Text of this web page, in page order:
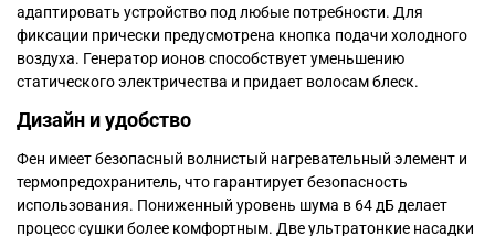
адаптировать устройство под любые потребности. Для
фиксации прически предусмотрена кнопка подачи холодного
воздуха. Генератор ионов способствует уменьшению
статического электричества и придает волосам блеск.
Дизайн и удобство
Фен имеет безопасный волнистый нагревательный элемент и
термопредохранитель, что гарантирует безопасность
использования. Пониженный уровень шума в 64 дБ делает
процесс сушки более комфортным. Две ультратонкие насадки